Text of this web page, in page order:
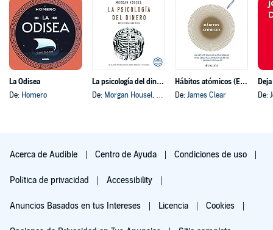
La Odisea
De: Homero
La psicología del dinero
De: Morgan Housel, y otros
Hábitos atómicos (Español neutro)
De: James Clear
De:
Acerca de Audible Centro de Ayuda Condiciones de uso
Política de privacidad Accessibility
Anuncios Basados en tus Intereses Licencia Cookies